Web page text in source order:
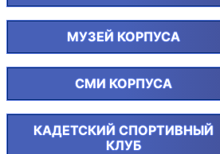
МУЗЕЙ КОРПУСА
СМИ КОРПУСА
КАДЕТСКИЙ СПОРТИВНЫЙ
КЛУБ